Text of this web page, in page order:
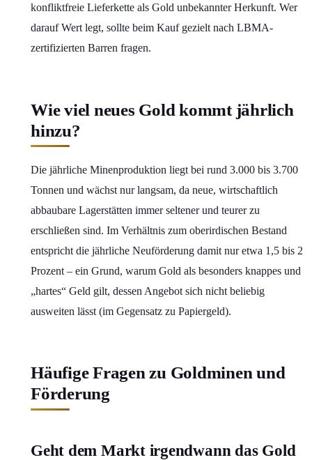
konfliktfreie Lieferkette als Gold unbekannter Herkunft. Wer
darauf Wert legt, sollte beim Kauf gezielt nach LBMA-
zertifizierten Barren fragen.
Wie viel neues Gold kommt jährlich
hinzu?
Die jährliche Minenproduktion liegt bei rund 3.000 bis 3.700
Tonnen und wächst nur langsam, da neue, wirtschaftlich
abbaubare Lagerstätten immer seltener und teurer zu
erschließen sind. Im Verhältnis zum oberirdischen Bestand
entspricht die jährliche Neuförderung damit nur etwa 1,5 bis 2
Prozent – ein Grund, warum Gold als besonders knappes und
„hartes“ Geld gilt, dessen Angebot sich nicht beliebig
ausweiten lässt (im Gegensatz zu Papiergeld).
Häufige Fragen zu Goldminen und
Förderung
Geht dem Markt irgendwann das Gold